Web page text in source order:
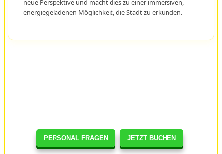
PERSONAL FRAGEN JETZT BUCHEN
neue Perspektive und macht dies zu einer immersiven,
energiegeladenen Möglichkeit, die Stadt zu erkunden.